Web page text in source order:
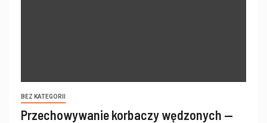
BEZ KATEGORII
Przechowywanie korbaczy wędzonych —